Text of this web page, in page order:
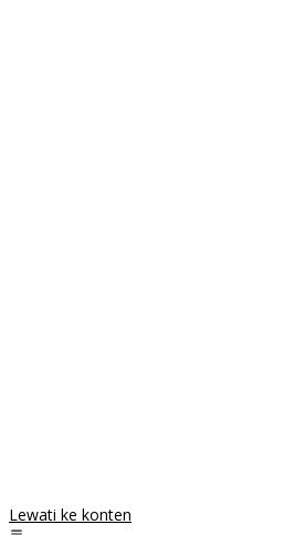
Lewati ke konten